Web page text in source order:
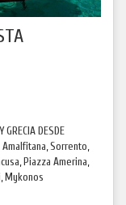
GRECIA DESDE
Amalfitana, Sorrento,
Piazza Amerina,
Mykonos